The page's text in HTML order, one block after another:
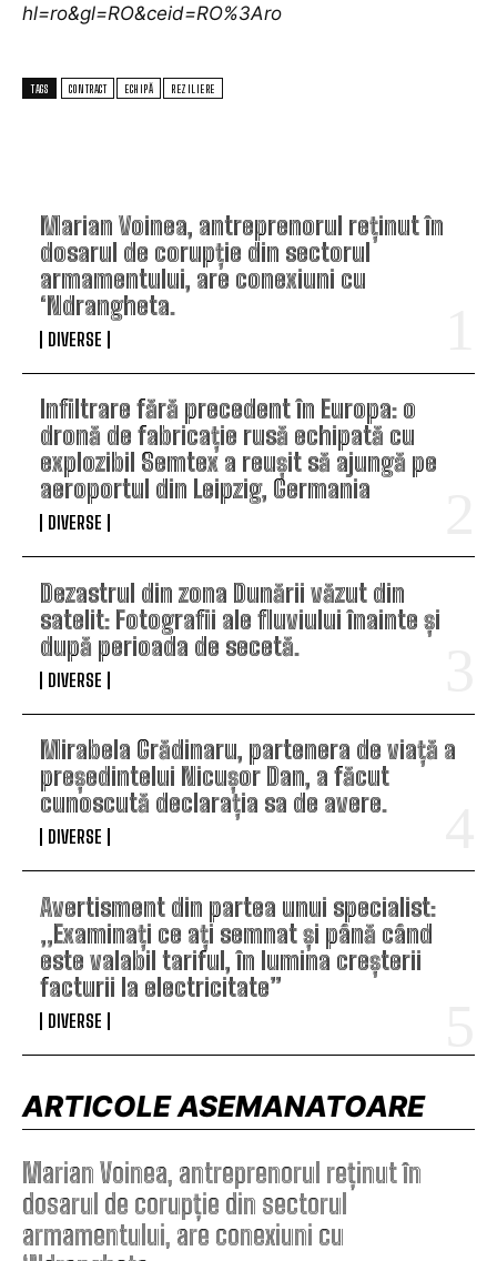
Marian Voinea, antreprenorul reținut în
dosarul de corupție din sectorul
armamentului, are conexiuni cu
‘Ndrangheta.
DIVERSE
Infiltrare fără precedent în Europa: o
dronă de fabricație rusă echipată cu
explozibil Semtex a reușit să ajungă pe
aeroportul din Leipzig, Germania
DIVERSE
Dezastrul din zona Dunării văzut din
satelit: Fotografii ale fluviului înainte și
după perioada de secetă.
DIVERSE
Mirabela Grădinaru, partenera de viață a
președintelui Nicușor Dan, a făcut
cunoscută declarația sa de avere.
DIVERSE
Avertisment din partea unui specialist:
„Examinați ce ați semnat și până când
este valabil tariful, în lumina creșterii
facturii la electricitate”
DIVERSE
ARTICOLE ASEMANATOARE
Marian Voinea, antreprenorul reținut în
dosarul de corupție din sectorul
armamentului, are conexiuni cu
hl=ro&gl=RO&ceid=RO%3Aro
TAGS CONTRACT ECHIPĂ REZILIERE